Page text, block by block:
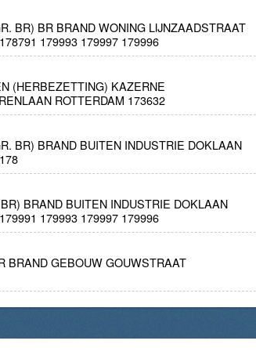
BR) BR BRAND WONING LIJNZAADSTRAAT
179993 179997 179996
(HERBEZETTING) KAZERNE
ROTTERDAM 173632
BR) BRAND BUITEN INDUSTRIE DOKLAAN
BRAND BUITEN INDUSTRIE DOKLAAN
179993 179997 179996
BRAND GEBOUW GOUWSTRAAT